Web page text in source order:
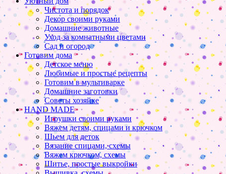
Чистота и порядок
Декор своими руками
Домашние животные
Уход за комнатными цветами
Сад и огород
Готовим дома
Детское меню
Любимые и простые рецепты
Готовим в мультиварке
Домашние заготовки
Советы хозяйке
HAND MADE
Игрушки своими руками
Вяжем детям, спицами и крючком
Шьем для деток
Вязание спицами, схемы
Вяжем крючком, схемы
Шитье, простые выкройки